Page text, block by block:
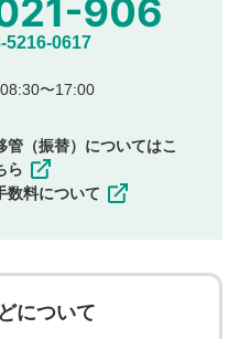
利目的、広告・宣伝を目
権、その他の知的財産
断した投稿
トの変更・削除はできま
また、利用者は、コメント
ないことに同意します。利
社サービスの広告・宣伝、
5216-0617
〜17:00
管（振替）についてはこ
ら
数料について
について